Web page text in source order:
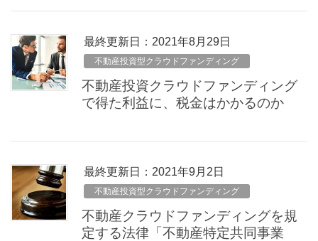
最終更新日：2021年8月29日
不動産投資型クラウドファンディング
不動産投資クラウドファンディング
で得た利益に、税金はかかるのか
最終更新日：2021年9月2日
不動産投資型クラウドファンディング
不動産クラウドファンディングを規
定する法律「不動産特定共同事業